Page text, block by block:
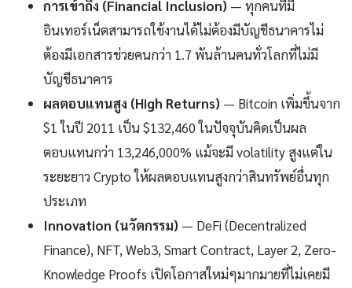
การเข้าถึง (Financial Inclusion) — ทุกคนที่มี
อินเทอร์เน็ตสามารถใช้งานได้ไม่ต้องมีบัญชีธนาคารไม่
ต้องมีเอกสารช่วยคนกว่า 1.7 พันล้านคนทั่วโลกที่ไม่มี
บัญชีธนาคาร
ผลตอบแทนสูง (High Returns) — Bitcoin เพิ่มขึ้นจาก
$1 ในปี 2011 เป็น $132,460 ในปัจจุบันคิดเป็นผล
ตอบแทนกว่า 13,246,000% แม้จะมี volatility สูงแต่ใน
ระยะยาว Crypto ให้ผลตอบแทนสูงกว่าสินทรัพย์อื่นทุก
ประเภท
Innovation (นวัตกรรม) — DeFi (Decentralized
Finance), NFT, Web3, Smart Contract, Layer 2, Zero-
Knowledge Proofs เปิดโอกาสใหม่ๆมากมายที่ไม่เคยมี